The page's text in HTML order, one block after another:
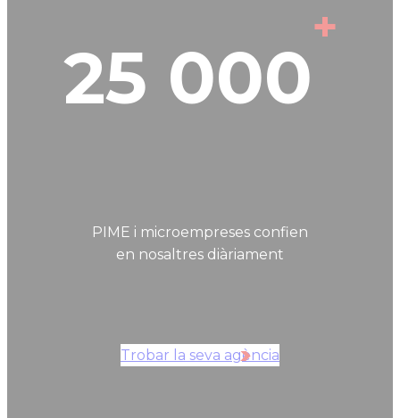
25 000
+
PIME i microempreses confien
en nosaltres diàriament
Trobar la seva agència